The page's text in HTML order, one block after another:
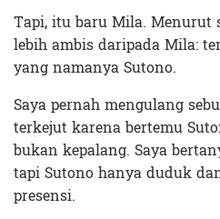
Tapi, itu baru Mila. Menurut
lebih ambis daripada Mila:
yang namanya Sutono.
Saya pernah mengulang
terkejut karena bertemu
bukan kepalang. Saya
tapi Sutono hanya duduk
presensi.